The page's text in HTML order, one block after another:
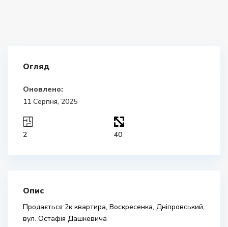
Огляд
Оновлено:
11 Серпня, 2025
2 40
Опис
Продається 2к квартира, Воскресенка, Дніпровський,
вул. Остафія Дашкевича